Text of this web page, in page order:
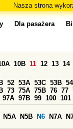
Nasza strona
Dla pasażera
10B 11 12 13 14
52 53A 53C 53B
73 75A 75B 76 77
97A 97B 99 100 101
N5A N5B N6 N7A